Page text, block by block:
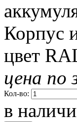
Корпус
цвет
цена по
Кол-во:
в